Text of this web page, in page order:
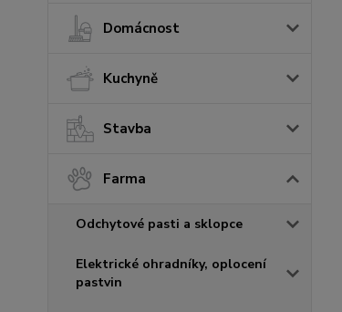
Domácnost
Kuchyně
Stavba
Farma
Odchytové pasti a sklopce
Elektrické ohradníky, oplocení
pastvin